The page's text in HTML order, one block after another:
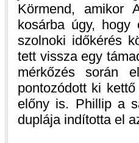
Körmend, amikor
kosárba úgy, hogy
szolnoki időkérés
tett vissza egy
mérkőzés során
pontozódott ki
előny is. Phillip a
duplája indította el